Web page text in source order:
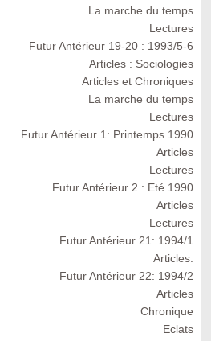
La marche du temps
Lectures
Futur Antérieur 19-20 : 1993/5-6
Articles : Sociologies
Articles et Chroniques
La marche du temps
Lectures
Futur Antérieur 1: Printemps 1990
Articles
Lectures
Futur Antérieur 2 : Eté 1990
Articles
Lectures
Futur Antérieur 21: 1994/1
Articles.
Futur Antérieur 22: 1994/2
Articles
Chronique
Eclats